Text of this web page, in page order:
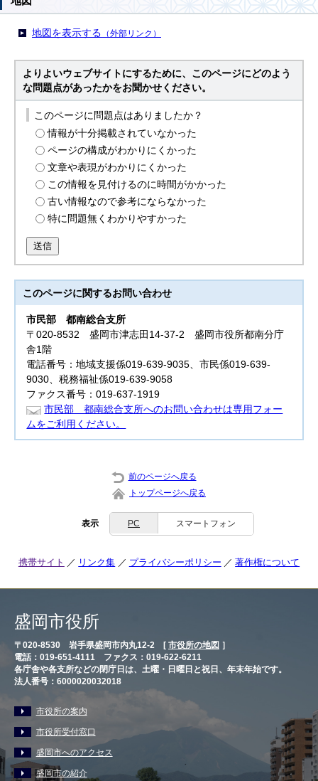
地図を表示する （外部リンク）
よりよいウェブサイトにするために、このページにどのよう
な問題点があったかをお聞かせください。
このページに問題点はありましたか？
情報が十分掲載されていなかった
ページの構成がわかりにくかった
文章や表現がわかりにくかった
この情報を見付けるのに時間がかかった
古い情報なので参考にならなかった
特に問題無くわかりやすかった
送信
このページに関するお問い合わせ
市民部都南総合支所
〒020-8532 盛岡市津志田14-37-2 盛岡市役所都南分庁
舎1階
電話番号：地域支援係019-639-9035、市民係019-639-
9030、税務福祉係019-639-9058
ファクス番号：019-637-1919
市民部 都南総合支所へのお問い合わせは専用フォー
ムをご利用ください。
前のページへ戻る
トップページへ戻る
表示 PC スマートフォン
携帯サイト リンク集 プライバシーポリシー 著作権について
盛岡市役所
〒020-8530 岩手県盛岡市内丸12-2 [ 市役所の地図 ］
電話：019-651-4111 ファクス：019-622-6211
各庁舎や各支所などの閉庁日は、土曜・日曜日と祝日、年末年始です。
法人番号：6000020032018
市役所の案内
市役所受付窓口
盛岡市へのアクセス
盛岡市の紹介